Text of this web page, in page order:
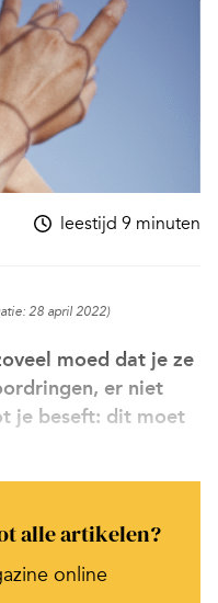
leestijd 9 minuten
28 april 2022)
moed dat je ze
er niet
je beseft: dit moet
alle artikelen?
online